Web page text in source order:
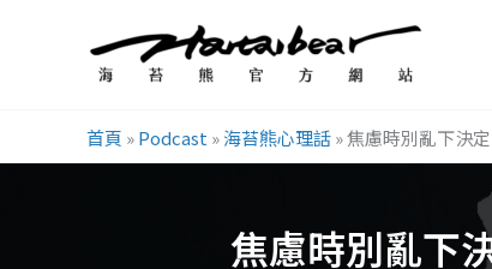
內
首頁 »Podcast »海苔熊心理話»焦慮時別亂下決
焦慮時別亂下